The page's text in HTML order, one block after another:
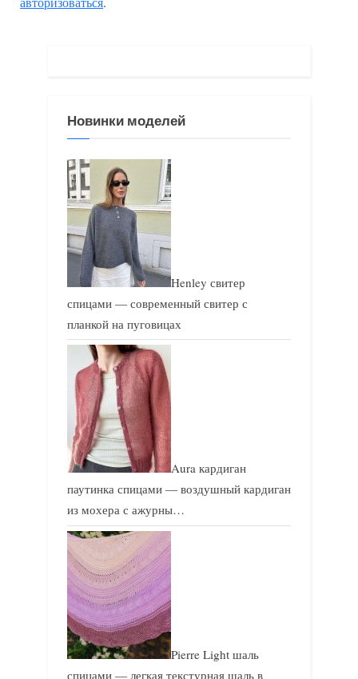
д
Новинки моделей
Henley свитер
спицами — современный свитер с
планкой на пуговицах
Aura кардиган
паутинка спицами — воздушный кардиган
из мохера с ажурны…
Pierre Light шаль
спицами — легкая текстурная шаль в